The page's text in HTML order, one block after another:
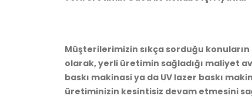
Müşterilerimizin sıkça sorduğu konuların
olarak, yerli üretimin sağladığı maliyet
baskı makinasi ya da UV lazer baskı
üretiminizin kesintisiz devam etmesini